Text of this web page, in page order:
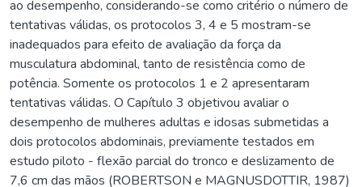
ao desempenho, considerando-se como critério o número de
tentativas válidas, os protocolos 3, 4 e 5 mostram-se
inadequados para efeito de avaliação da força da
musculatura abdominal, tanto de resistência como de
potência. Somente os protocolos 1 e 2 apresentaram
tentativas válidas. O Capítulo 3 objetivou avaliar o
desempenho de mulheres adultas e idosas submetidas a
dois protocolos abdominais, previamente testados em
estudo piloto - flexão parcial do tronco e deslizamento de
7,6 cm das mãos (ROBERTSON e MAGNUSDOTTIR, 1987)